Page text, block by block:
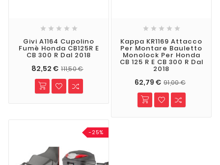
    
Givi A1164 Cupolino
Fumè Honda CB125R E
CB 300 R Dal 2018
82,52 € 111,50 €
    
Kappa KR1169 Attacco
Per Montare Bauletto
Monolock Per Honda
CB 125 R E CB 300 R Dal
2018
62,79 € 91,00 €
-25%